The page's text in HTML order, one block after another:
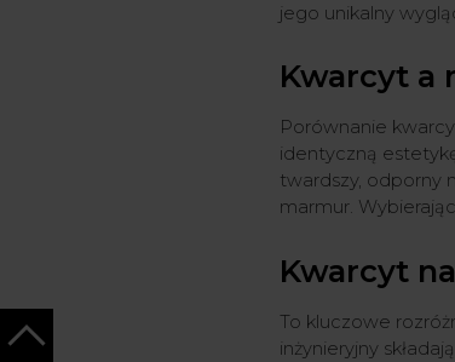
jego unikalny
Kwarcyt a
Porównanie
identyczną
twardszy, odporny
marmur.
Kwarcyt
To kluczowe
inżynieryjny